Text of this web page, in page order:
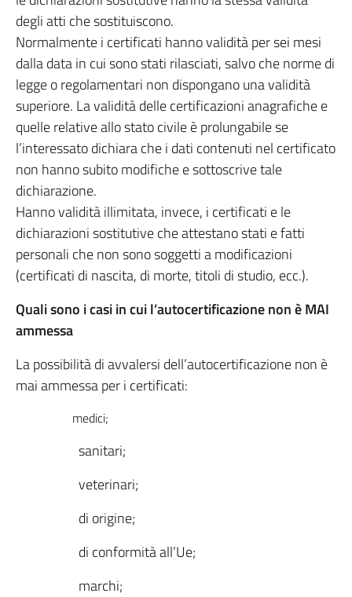
degli atti che sostituiscono.
Normalmente i certificati hanno validità per sei mesi
dalla data in cui sono stati rilasciati, salvo che norme di
legge o regolamentari non dispongano una validità
superiore. La validità delle certificazioni anagrafiche e
quelle relative allo stato civile è prolungabile se
l’interessato dichiara che i dati contenuti nel certificato
non hanno subito modifiche e sottoscrive tale
dichiarazione.
Hanno validità illimitata, invece, i certificati e le
dichiarazioni sostitutive che attestano stati e fatti
personali che non sono soggetti a modificazioni
(certificati di nascita, di morte, titoli di studio, ecc.).
Quali sono i casi in cui l’autocertificazione non è MAI
ammessa
La possibilità di avvalersi dell’autocertificazione non è
mai ammessa per i certificati:
medici;
sanitari;
veterinari;
di origine;
di conformità all’Ue;
marchi;